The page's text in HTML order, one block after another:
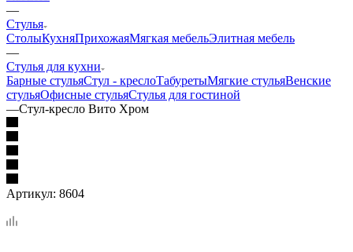
—
Стулья
СтолыКухняПрихожаяМягкая мебельЭлитная мебель
—
Стулья для кухни
Барные стульяСтул - креслоТабуретыМягкие стульяВенские
стульяОфисные стульяСтулья для гостиной
—Стул-кресло Вито Хром
Артикул: 8604